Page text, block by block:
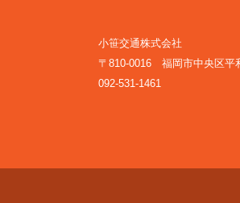
小笹交通株式会社
〒810-0016 福岡市中央区平
092-531-1461